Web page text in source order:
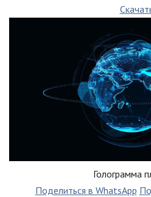
Голограмма
Поделиться в WhatsApp